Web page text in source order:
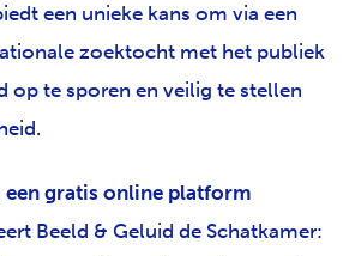
een unieke kans om via een
zoektocht met het publiek
op te sporen en veilig te stellen
een gratis online platform
Beeld & Geluid de Schatkamer: